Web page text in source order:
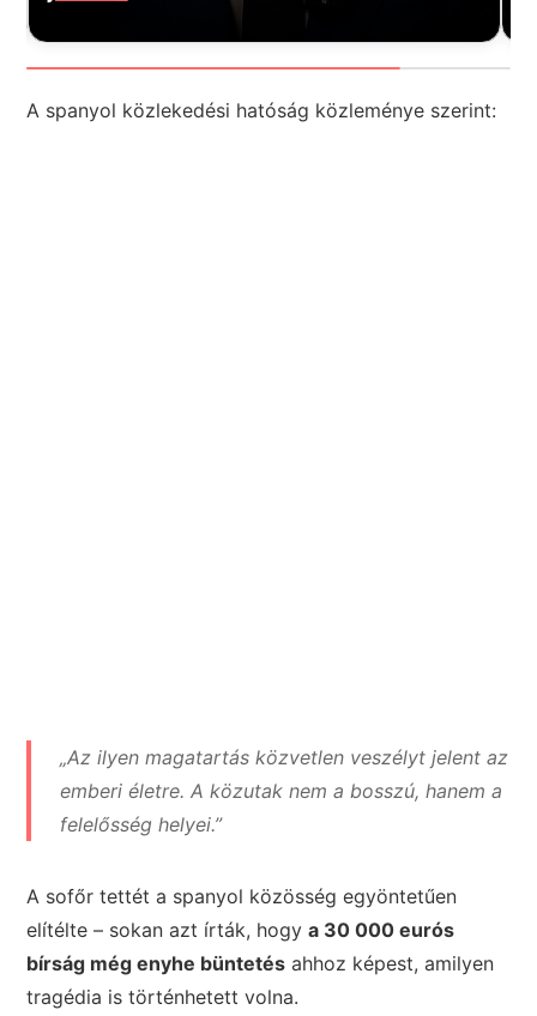
A spanyol közlekedési hatóság közleménye szerint:
„Az ilyen magatartás közvetlen veszélyt jelent az
emberi életre. A közutak nem a bosszú, hanem a
felelősség helyei.”
A sofőr tettét a spanyol közösség egyöntetűen
elítélte – sokan azt írták, hogya 30 000 eurós
bírság még enyhe büntetés ahhoz képest, amilyen
tragédia is történhetett volna.